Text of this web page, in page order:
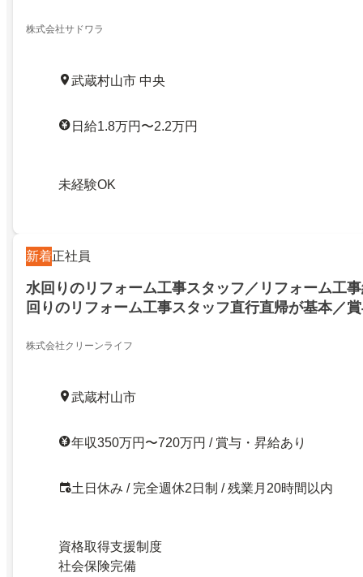
株式会社サドワラ
武蔵村山市 中央
日給1.8万円〜2.2万円
未経験OK
新着正社員
水回りのリフォーム工事スタッフ／リフォーム工
回りのリフォーム工事スタッフ直行直帰が基本／
株式会社クリーンライフ
武蔵村山市
年収350万円〜720万円 / 賞与・昇給あり
土日休み / 完全週休2日制 / 残業月20時間以内
資格取得支援制度
社会保険完備